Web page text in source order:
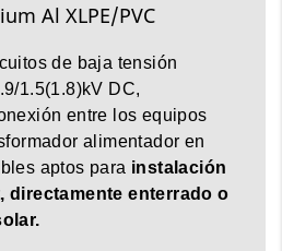
Al XLPE/PVC
de baja tensión
1.5(1.8)kV DC,
entre los equipos
alimentador en
aptos para instalación
directamente enterrado o